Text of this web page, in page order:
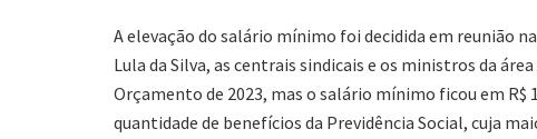
A elevação do salário mínimo foi decidida em reunião
Lula da Silva, as centrais sindicais e os ministros da
Orçamento de 2023, mas o salário mínimo ficou em R$
quantidade de benefícios da Previdência Social, cuja